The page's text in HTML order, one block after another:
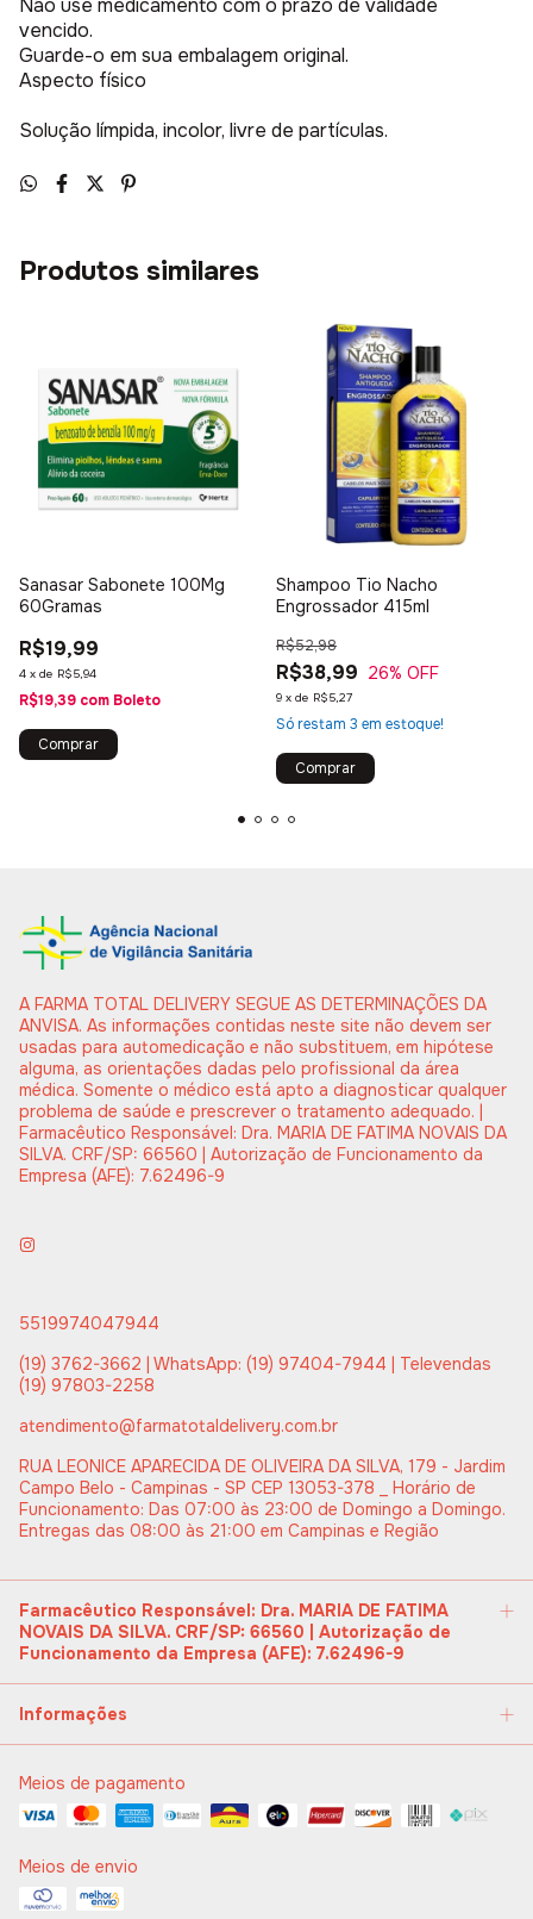
Não use medicamento com o prazo de validade
vencido.
Guarde-o em sua embalagem original.
Aspecto físico
Solução límpida, incolor, livre de partículas.
Produtos similares
Sanasar Sabonete 100Mg
60Gramas
R$19,99
4 x de R$5,94
R$19,39 com Boleto
Shampoo Tio Nacho
Engrossador 415ml
R$38,99
R$52,98
26% OFF
9 x de R$5,27
Só restam 3 em estoque!
A FARMA TOTAL DELIVERY SEGUE AS DETERMINAÇÕES DA
ANVISA. As informações contidas neste site não devem ser
usadas para automedicação e não substituem, em hipótese
alguma, as orientações dadas pelo profissional da área
médica. Somente o médico está apto a diagnosticar qualquer
problema de saúde e prescrever o tratamento adequado. |
Farmacêutico Responsável: Dra. MARIA DE FATIMA NOVAIS DA
SILVA. CRF/SP: 66560 | Autorização de Funcionamento da
Empresa (AFE): 7.62496-9
5519974047944
(19) 3762-3662 | WhatsApp: (19) 97404-7944 | Televendas
(19) 97803-2258
atendimento@farmatotaldelivery.com.br
RUA LEONICE APARECIDA DE OLIVEIRA DA SILVA, 179 - Jardim
Campo Belo - Campinas - SP CEP 13053-378 _ Horário de
Funcionamento: Das 07:00 às 23:00 de Domingo a Domingo.
Entregas das 08:00 às 21:00 em Campinas e Região
Farmacêutico Responsável: Dra. MARIA DE FATIMA
NOVAIS DA SILVA. CRF/SP: 66560 | Autorização de
Funcionamento da Empresa (AFE): 7.62496-9
Informações
Meios de pagamento
Meios de envio